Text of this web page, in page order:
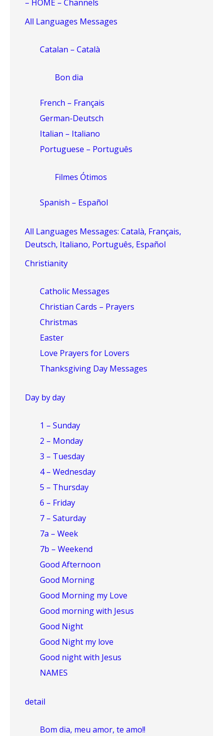
– HOME – Channels
All Languages Messages
Catalan – Català
Bon dia
French – Français
German-Deutsch
Italian – Italiano
Portuguese – Português
Filmes Ótimos
Spanish – Español
All Languages Messages: Català, Français,
Deutsch, Italiano, Português, Español
Christianity
Catholic Messages
Christian Cards – Prayers
Christmas
Easter
Love Prayers for Lovers
Thanksgiving Day Messages
Day by day
1 – Sunday
2 – Monday
3 – Tuesday
4 – Wednesday
5 – Thursday
6 – Friday
7 – Saturday
7a – Week
7b – Weekend
Good Afternoon
Good Morning
Good Morning my Love
Good morning with Jesus
Good Night
Good Night my love
Good night with Jesus
NAMES
detail
Bom dia, meu amor, te amo!!